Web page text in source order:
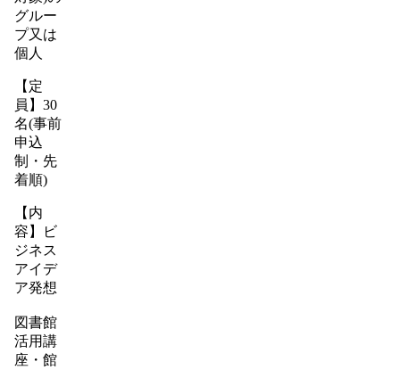
グルー
プ又は
個人
【定
員】30
名(事前
申込
制・先
着順)
【内
容】ビ
ジネス
アイデ
ア発想
図書館
活用講
座・館